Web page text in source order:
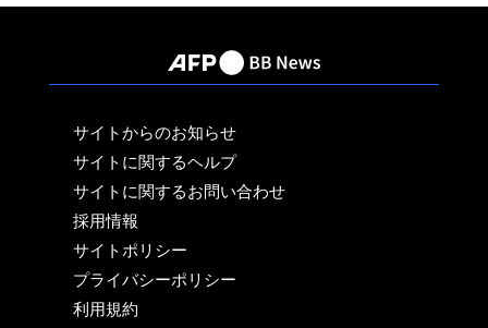
サイトからのお知らせ
サイトに関するヘルプ
サイトに関するお問い合わせ
採用情報
サイトポリシー
プライバシーポリシー
利用規約